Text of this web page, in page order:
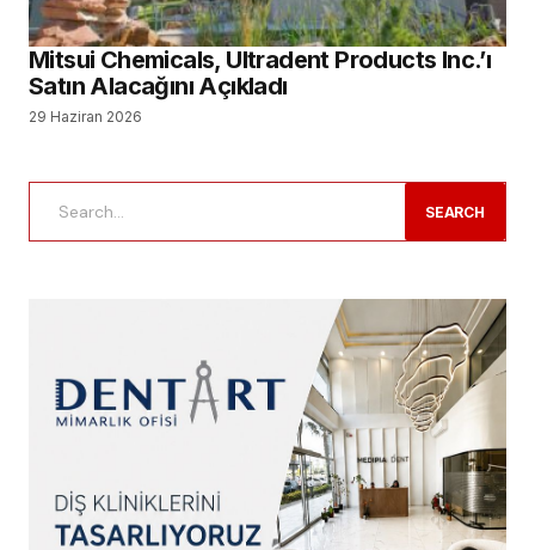
Mitsui Chemicals, Ultradent Products Inc.’ı
Satın Alacağını Açıkladı
29 Haziran 2026
SEARCH